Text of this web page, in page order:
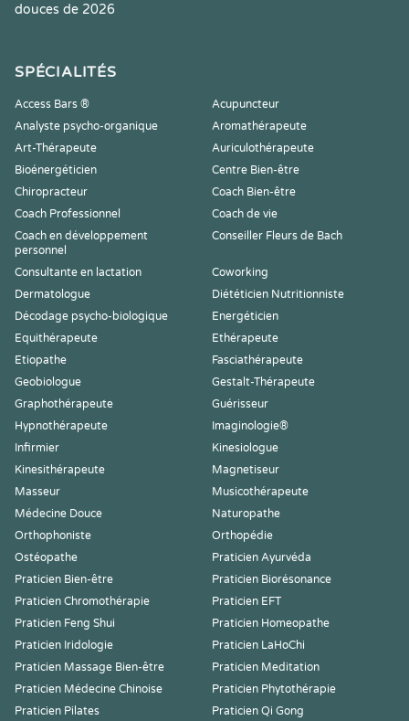
douces de 2026
SPÉCIALITÉS
Access Bars ®
Acupuncteur
Analyste psycho-organique
Aromathérapeute
Art-Thérapeute
Auriculothérapeute
Bioénergéticien
Centre Bien-être
Chiropracteur
Coach Bien-être
Coach Professionnel
Coach de vie
Coach en développement
personnel
Conseiller Fleurs de Bach
Consultante en lactation
Coworking
Dermatologue
Diététicien Nutritionniste
Décodage psycho-biologique
Energéticien
Equithérapeute
Ethérapeute
Etiopathe
Fasciathérapeute
Geobiologue
Gestalt-Thérapeute
Graphothérapeute
Guérisseur
Hypnothérapeute
Imaginologie®
Infirmier
Kinesiologue
Kinesithérapeute
Magnetiseur
Masseur
Musicothérapeute
Médecine Douce
Naturopathe
Orthophoniste
Orthopédie
Ostéopathe
Praticien Ayurvéda
Praticien Bien-être
Praticien Biorésonance
Praticien Chromothérapie
Praticien EFT
Praticien Feng Shui
Praticien Homeopathe
Praticien Iridologie
Praticien LaHoChi
Praticien Massage Bien-être
Praticien Meditation
Praticien Médecine Chinoise
Praticien Phytothérapie
Praticien Pilates
Praticien Qi Gong